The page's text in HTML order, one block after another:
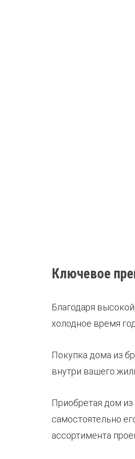
Ключевое
Благодаря
холодное время
Покупка дома из
внутри вашего
Приобретая дом
самостоятельно
ассортимента